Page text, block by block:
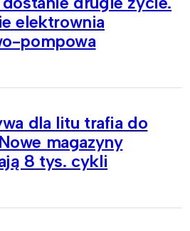
elektrownia
pompowa
dla litu trafia do
magazyny
8 tys. cykli